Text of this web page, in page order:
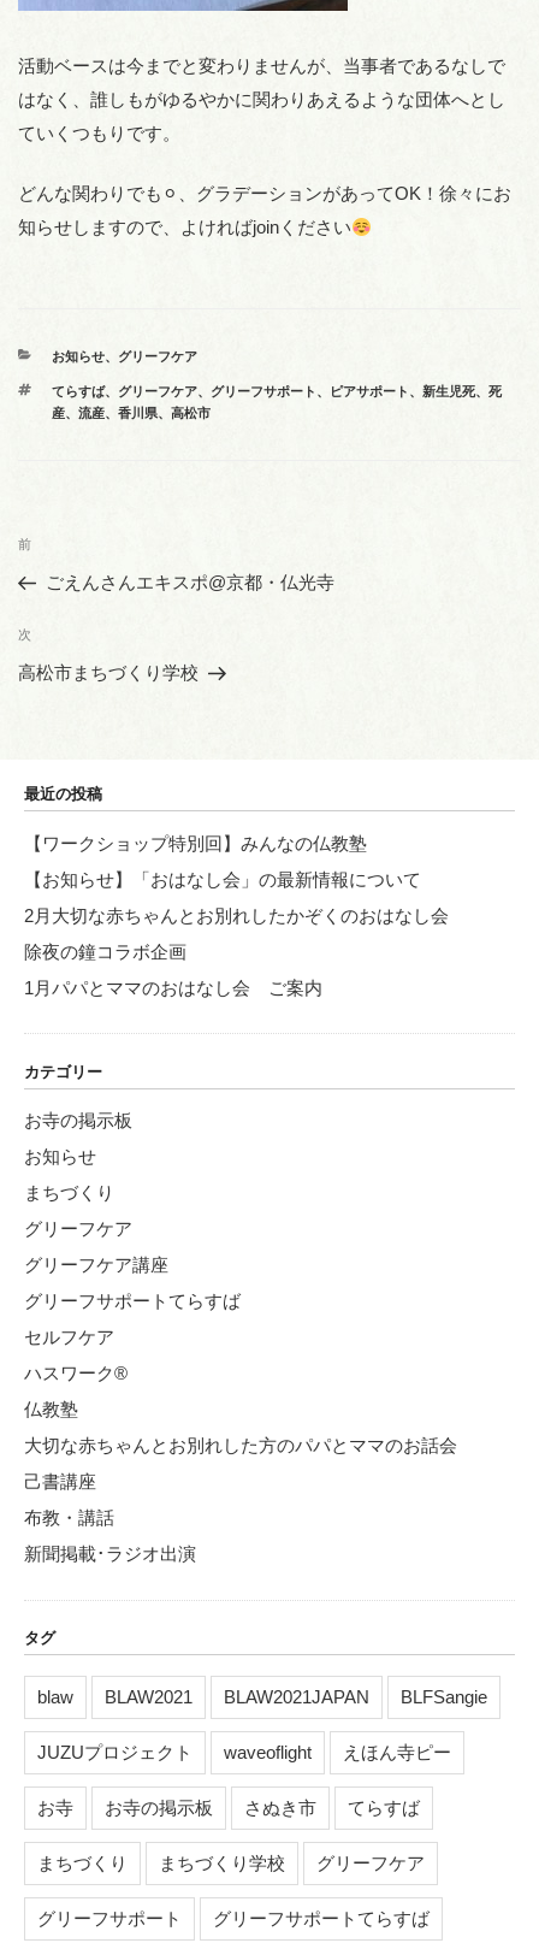
活動ベースは今までと変わりませんが、当事者であるなしで
はなく、誰しもがゆるやかに関わりあえるような団体へとし
ていくつもりです。
どんな関わりでも⚪︎、グラデーションがあってOK！徐々にお
知らせしますので、よければjoinください
カ
ゴ
リ
お知らせ、 グリーフケア
タ
グ
てらすば、 グリーフケア、 グリーフサポート 、 ピアサポート 、 新生児死、 死
産、 流産、 香川県、 高松市
ナ
ビ
ゲ
ン
前
の
稿
前
ごえんさんエキスポ@京都・仏光寺
次
の
次
高松市まちづくり学校
最近の投稿
【ワークショップ特別回】みんなの仏教塾
【お知らせ】「おはなし会」の最新情報について
2月大切な赤ちゃんとお別れしたかぞくのおはなし会
除夜の鐘コラボ企画
1月パパとママのおはなし会 ご案内
カテゴリー
お寺の掲示板
お知らせ
まちづくり
グリーフケア
グリーフケア講座
グリーフサポートてらすば
セルフケア
ハスワーク®
仏教塾
大切な赤ちゃんとお別れした方のパパとママのお話会
己書講座
布教・講話
新聞掲載･ラジオ出演
タグ
blaw BLAW2021 BLAW2021JAPAN BLFSangie
JUZUプロジェクト waveoflight えほん寺ピー
お寺 お寺の掲示板 さぬき市 てらすば
まちづくり まちづくり学校 グリーフケア
グリーフサポート グリーフサポートてらすば